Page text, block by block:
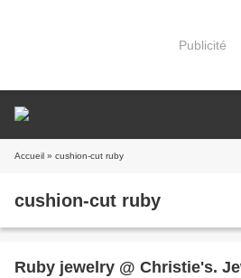
Publicité
Accueil » cushion-cut ruby
cushion-cut ruby
Ruby jewelry @ Christie's.